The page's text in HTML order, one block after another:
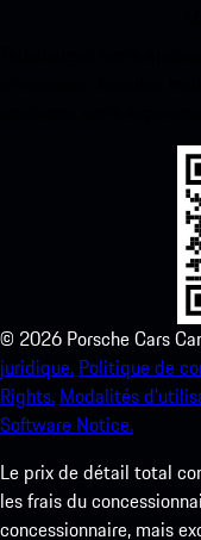
© 2026 Porsche Cars
juridique. Politique de
Rights. Modalités
Software Notice.
Le prix de détail total
les frais du
concessionnaire, mais